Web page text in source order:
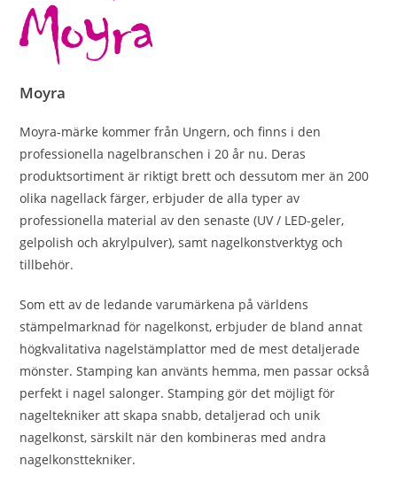
Moyra
Moyra-märke kommer från Ungern, och finns i den
professionella nagelbranschen i 20 år nu. Deras
produktsortiment är riktigt brett och dessutom mer än 200
olika nagellack färger, erbjuder de alla typer av
professionella material av den senaste (UV / LED-geler,
gelpolish och akrylpulver), samt nagelkonstverktyg och
tillbehör.
Som ett av de ledande varumärkena på världens
stämpelmarknad för nagelkonst, erbjuder de bland annat
högkvalitativa nagelstämplattor med de mest detaljerade
mönster. Stamping kan använts hemma, men passar också
perfekt i nagel salonger. Stamping gör det möjligt för
nageltekniker att skapa snabb, detaljerad och unik
nagelkonst, särskilt när den kombineras med andra
nagelkonsttekniker.